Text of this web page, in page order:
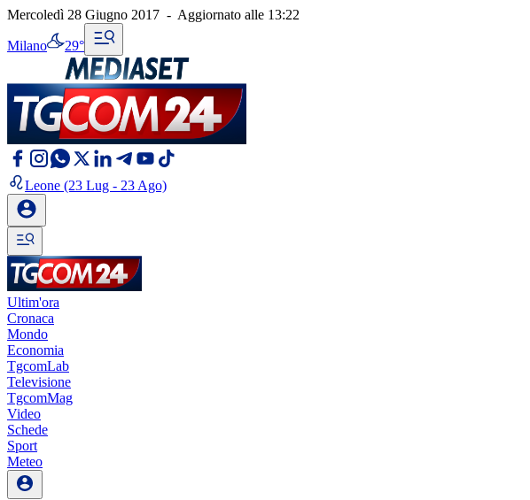
Mercoledì 28 Giugno 2017 - Aggiornato alle 13:22
Milano 29°
Leone (23 Lug - 23 Ago)
Ultim'ora
Cronaca
Mondo
Economia
TgcomLab
Televisione
TgcomMag
Video
Schede
Sport
Meteo